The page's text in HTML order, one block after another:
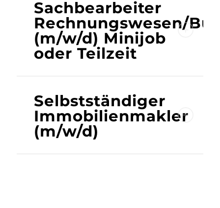
Sachbearbeiter
Rechnungswesen/
(m/w/d) Minijob
oder Teilzeit
Selbstständiger
Immobilienmakler
(m/w/d)